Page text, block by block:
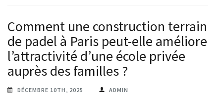
Comment une construction terrain
de padel à Paris peut-elle améliorer
l’attractivité d’une école privée
auprès des familles ?
DÉCEMBRE 10TH, 2025 ADMIN